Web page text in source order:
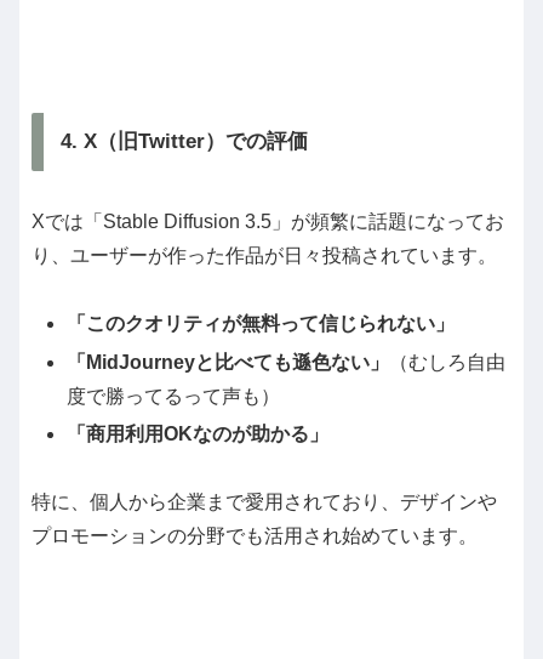
4. X（旧Twitter）での評価
Xでは「Stable Diffusion 3.5」が頻繁に話題になってお
り、ユーザーが作った作品が日々投稿されています。
「このクオリティが無料って信じられない」
「MidJourneyと比べても遜色ない」
（むしろ自由
度で勝ってるって声も）
「商用利用OKなのが助かる」
特に、個人から企業まで愛用されており、デザインや
プロモーションの分野でも活用され始めています。